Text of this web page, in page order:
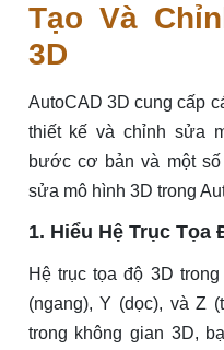
Tạo Và
3D
AutoCAD 3D cung cấp
thiết kế và chỉnh sửa
bước cơ bản và một
sửa mô hình 3D trong
1. Hiểu Hệ Trục Tọa
Hệ trục tọa độ 3D
(ngang), Y (dọc), và Z
trong không gian 3D,